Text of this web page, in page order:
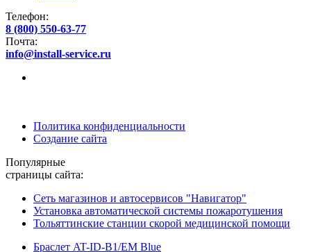
Телефон:
8 (800) 550-63-77
Почта:
info@install-service.ru
Политика конфиденциальности
Создание сайта
Популярные
страницы сайта:
Сеть магазинов и автосервисов "Навигатор"
Установка автоматической системы пожаротушения
Тольяттинские станции скорой медицинской помощи
Браслет AT-ID-B1/EM Blue